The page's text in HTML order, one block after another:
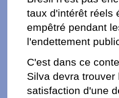
taux d'intérêt réels
empêtré pendant
l'endettement
C'est dans ce
Silva devra
satisfaction d'une